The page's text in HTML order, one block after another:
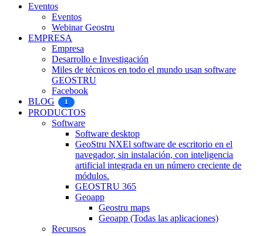
Eventos
Eventos
Webinar Geostru
EMPRESA
Empresa
Desarrollo e Investigación
Miles de técnicos en todo el mundo usan software
GEOSTRU
Facebook
BLOG
1
PRODUCTOS
Software
Software desktop
GeoStru NXEl software de escritorio en el
navegador, sin instalación, con inteligencia
artificial integrada en un número creciente de
módulos.
GEOSTRU 365
Geoapp
Geostru maps
Geoapp (Todas las aplicaciones)
Recursos